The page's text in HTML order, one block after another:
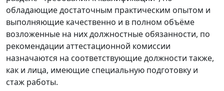
обладающие достаточным практическим опытом и
выполняющие качественно и в полном объёме
возложенные на них должностные обязанности, по
рекомендации аттестационной комиссии
назначаются на соответствующие должности также,
как и лица, имеющие специальную подготовку и
стаж работы.